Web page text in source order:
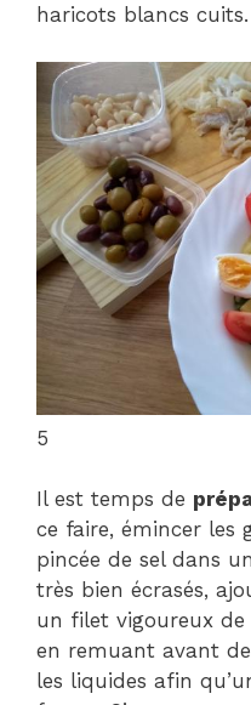
haricots blancs cuits.
5
Il est temps de
ce faire, émincer les
pincée de sel dans
très bien écrasés,
un filet vigoureux de
en remuant avant
les liquides afin